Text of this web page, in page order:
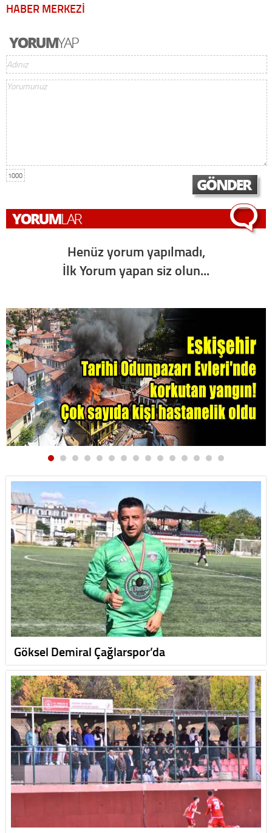
HABER MERKEZİ
1000
Henüz yorum yapılmadı,
İlk Yorum yapan siz olun...
Göksel Demiral Çağlarspor’da